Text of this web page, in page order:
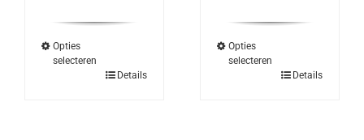
Opties
selecteren
Dit
Details
Opties
selecteren
Dit
Details